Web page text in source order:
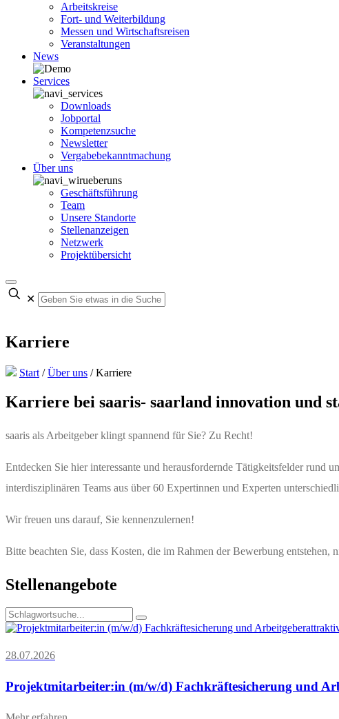
Arbeitskreise
Fort- und Weiterbildung
Messen und Wirtschaftsreisen
Veranstaltungen
News
Services
Downloads
Jobportal
Kompetenzsuche
Newsletter
Vergabebekanntmachung
Über uns
Geschäftsführung
Team
Unsere Standorte
Stellenanzeigen
Netzwerk
Projektübersicht
✕
Karriere
Start /Über uns /Karriere
Karriere bei saaris- saarland innovation und
saaris als Arbeitgeber klingt spannend für Sie? Zu Recht!
Entdecken Sie hier interessante und herausfordernde Tätigkeitsfelder rund
interdisziplinären Teams aus über 60 Expertinnen und Experten
Wir freuen uns darauf, Sie kennenzulernen!
Bitte beachten Sie, dass Kosten, die im Rahmen der Bewerbung entstehen,
Stellenangebote
28.07.2026
Projektmitarbeiter:in (m/w/d) Fachkräftesicherung und